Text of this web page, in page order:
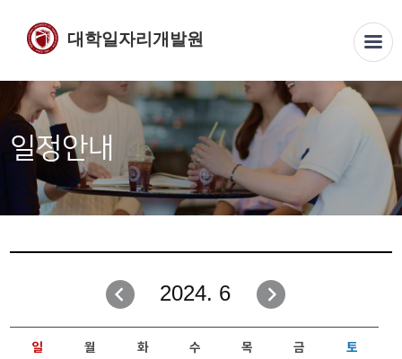
대학일자리개발원
일정안내
2024. 6
일 월 화 수 목 금 토